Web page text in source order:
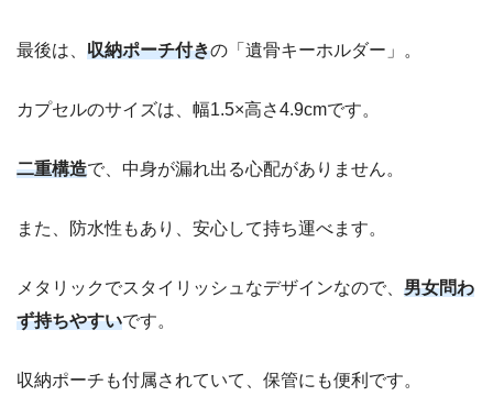
最後は、 収納ポーチ付きの「遺骨キーホルダー」。
カプセルのサイズは、幅1.5×高さ4.9cmです。
二重構造で、中身が漏れ出る心配がありません。
また、防水性もあり、安心して持ち運べます。
メタリックでスタイリッシュなデザインなので、 男女問わ
ず持ちやすいです。
収納ポーチも付属されていて、保管にも便利です。